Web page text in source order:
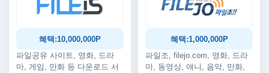
혜택:10,000,000P
파일공유 사이트, 영화, 드라
마, 게임, 만화 등 다운로드 서
혜택:1,000,000P
파일조, filejo.com, 영화, 드라
마, 동영상, 애니, 음악, 만화,